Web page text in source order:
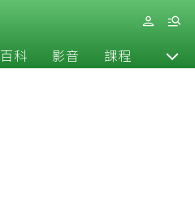
百科 影音 課程 退休